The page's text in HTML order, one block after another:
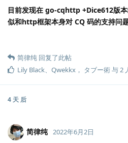
目前发现在 go-cqhttp +Dice612版
似和http框架本身对 CQ 码的支持问
简律纯 回复了此帖
Lily Black、 Qwekkx ， タブー術与2
4 天 后
简律纯 2022年6月2日